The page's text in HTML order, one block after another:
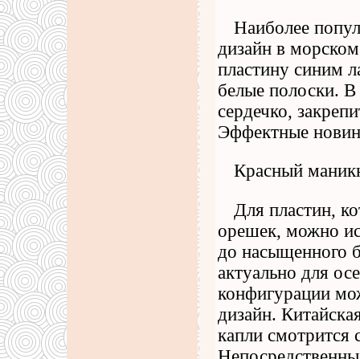
Наиболее
дизайн в
пластину синим
белые полоски. В
сердечко,
Эффектные
Красный
Для пластин,
орешек, можно
до насыщенного
актуально для
конфигурации
дизайн.
капли смотрится